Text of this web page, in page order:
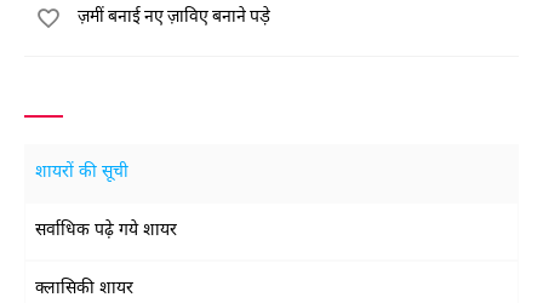
ज़मीं बनाई नए ज़ाविए बनाने पड़े
शायरों की सूची
सर्वाधिक पढ़े गये शायर
क्लासिकी शायर